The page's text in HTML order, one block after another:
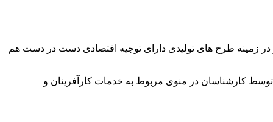
در زمینه طرح های تولیدی دارای توجیه اقتصادی دست در دست هم
کارشناسان در منوی مربوط به خدمات کارآفرینان و